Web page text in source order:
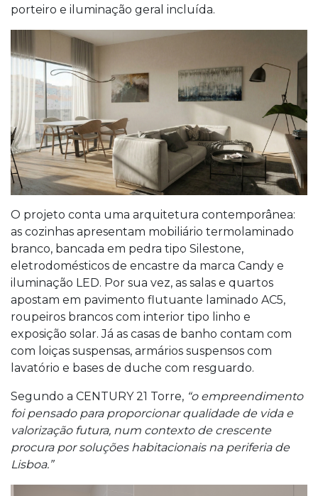
porteiro e iluminação geral incluída.
O projeto conta uma arquitetura contemporânea:
as cozinhas apresentam mobiliário termolaminado
branco, bancada em pedra tipo Silestone,
eletrodomésticos de encastre da marca Candy e
iluminação LED. Por sua vez, as salas e quartos
apostam em pavimento flutuante laminado AC5,
roupeiros brancos com interior tipo linho e
exposição solar. Já as casas de banho contam com
com loiças suspensas, armários suspensos com
lavatório e bases de duche com resguardo.
Segundo a CENTURY 21 Torre, “o empreendimento
foi pensado para proporcionar qualidade de vida e
valorização futura, num contexto de crescente
procura por soluções habitacionais na periferia de
Lisboa.”